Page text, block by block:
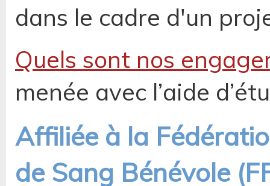
dans le cadre d'un
Quels sont nos
menée avec l’aide
Affiliée à la
de Sang Bénévole